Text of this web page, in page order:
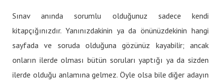
Sınav anında sorumlu olduğunuz sadece kendi
kitapçığınızdır. Yanınızdakinin ya da önünüzdekinin hangi
sayfada ve soruda olduğuna gözünüz kayabilir; ancak
onların ilerde olması bütün soruları yaptığı ya da sizden
ilerde olduğu anlamına gelmez. Öyle olsa bile diğer adayın